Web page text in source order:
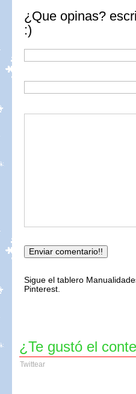
¿Que opinas?
:)
Sigue el tablero
Pinterest.
¿Te gustó el
Twittear